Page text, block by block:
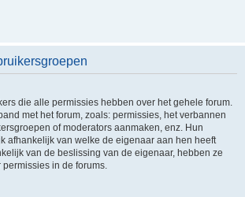
die alle permissies hebben over het gehele forum.
met het forum, zoals: permissies, het verbannen
of moderators aanmaken, enz. Hun
afhankelijk van welke de eigenaar aan hen heeft
van de beslissing van de eigenaar, hebben ze
in de forums.